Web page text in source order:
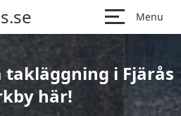
Menu
takläggning i Fjärås
här!